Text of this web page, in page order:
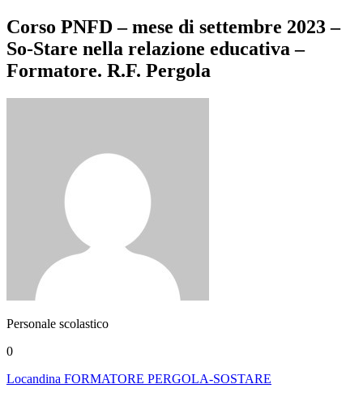
Corso PNFD – mese di settembre 2023 –
So-Stare nella relazione educativa –
Formatore. R.F. Pergola
Personale scolastico
0
Locandina FORMATORE PERGOLA-SOSTARE